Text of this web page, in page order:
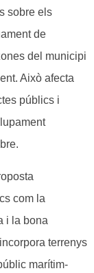
sobre els
de
del municipi
Això afecta
públics i
com la
i la bona
terrenys
marítim-